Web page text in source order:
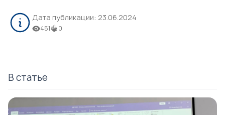
Дата публикации: 23.06.2024
451 0
В статье